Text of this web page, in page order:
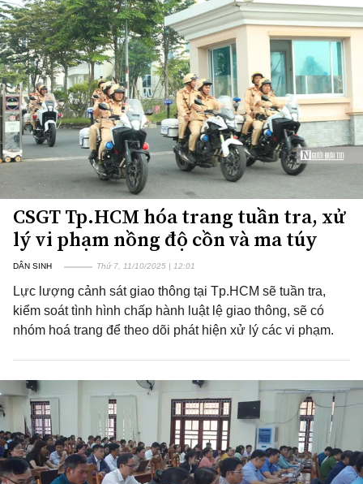
CSGT Tp.HCM hóa trang tuần tra, xử
lý vi phạm nồng độ cồn và ma túy
DÂN SINH Thứ 7, 11/10/2025 | 12:01
Lực lượng cảnh sát giao thông tại Tp.HCM sẽ tuần tra,
kiểm soát tình hình chấp hành luật lệ giao thông, sẽ có
nhóm hoá trang để theo dõi phát hiện xử lý các vi phạm.